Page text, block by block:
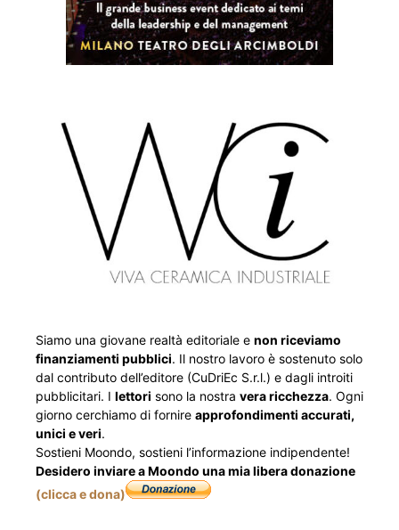
Siamo una giovane realtà editoriale e non riceviamo
finanziamenti pubblici. Il nostro lavoro è sostenuto solo
dal contributo dell’editore (CuDriEc S.r.l.) e dagli introiti
pubblicitari. I lettori sono la nostra vera ricchezza. Ogni
giorno cerchiamo di fornire approfondimenti accurati,
unici e veri.
Sostieni Moondo, sostieni l’informazione indipendente!
Desidero inviare a Moondo una mia libera donazione
(clicca e dona)